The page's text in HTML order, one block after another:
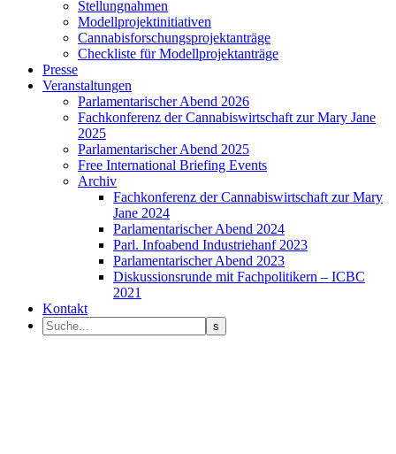
Stellungnahmen
Modellprojektinitiativen
Cannabisforschungsprojektanträge
Checkliste für Modellprojektanträge
Presse
Veranstaltungen
Parlamentarischer Abend 2026
Fachkonferenz der Cannabiswirtschaft zur Mary Jane
2025
Parlamentarischer Abend 2025
Free International Briefing Events
Archiv
Fachkonferenz der Cannabiswirtschaft zur Mary
Jane 2024
Parlamentarischer Abend 2024
Parl. Infoabend Industriehanf 2023
Parlamentarischer Abend 2023
Diskussionsrunde mit Fachpolitikern – ICBC
2021
Kontakt